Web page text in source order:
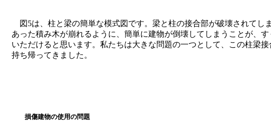
図5は、柱と梁の簡単な模式図です。梁と柱の接合部が破壊されてし
あった積み木が崩れるように、簡単に建物が倒壊してしまうことが、す
いただけると思います。私たちは大きな問題の一つとして、この柱梁
持ち帰ってきました。
損傷建物の使用の問題